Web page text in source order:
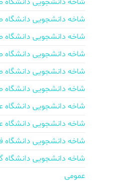
شاخه دانشجویی
شاخه دانشجویی
شاخه دانشجویی
شاخه دانشجویی دانشگاه
شاخه دانشجویی
شاخه دانشجویی
شاخه دانشجویی دانشگاه
شاخه دانشجویی دانشگاه
شاخه دانشجویی دانشگاه
عمومی